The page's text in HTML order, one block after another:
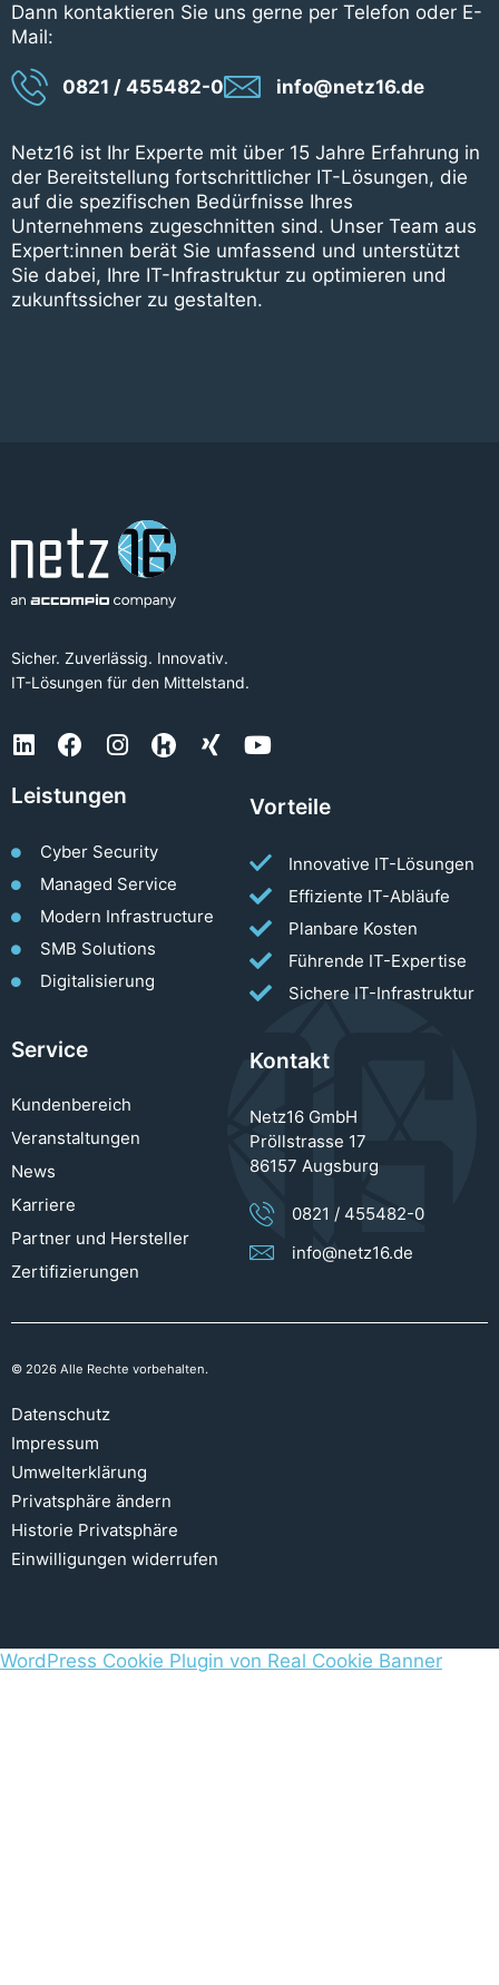
Dann kontaktieren Sie uns gerne per Telefon oder E-
Mail:
0821 / 455482-0 info@netz16.de
Netz16 ist Ihr Experte mit über 15 Jahre Erfahrung in
der Bereitstellung fortschrittlicher IT-Lösungen, die
auf die spezifischen Bedürfnisse Ihres
Unternehmens zugeschnitten sind. Unser Team aus
Expert:innen berät Sie umfassend und unterstützt
Sie dabei, Ihre IT-Infrastruktur zu optimieren und
zukunftssicher zu gestalten.
Sicher. Zuverlässig. Innovativ.
IT-Lösungen für den Mittelstand.
Leistungen
Cyber Security
Managed Service
Modern Infrastructure
SMB Solutions
Digitalisierung
Vorteile
Innovative IT-Lösungen
Effiziente IT-Abläufe
Planbare Kosten
Führende IT-Expertise
Sichere IT-Infrastruktur
Service
Kundenbereich
Veranstaltungen
News
Karriere
Partner und Hersteller
Zertifizierungen
Kontakt
Netz16 GmbH
Pröllstrasse 17
86157 Augsburg
0821 / 455482-0
info@netz16.de
© 2026 Alle Rechte vorbehalten.
Datenschutz
Impressum
Umwelterklärung
Privatsphäre ändern
Historie Privatsphäre
Einwilligungen widerrufen
WordPress Cookie Plugin von Real Cookie Banner